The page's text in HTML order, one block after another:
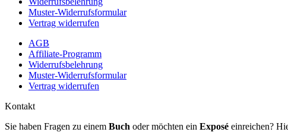
Muster-Widerrufsformular
Vertrag widerrufen
AGB
Affiliate-Programm
Widerrufsbelehrung
Muster-Widerrufsformular
Vertrag widerrufen
Kontakt
Sie haben Fragen zu einem Buch oder möchten ein Exposé einreichen?